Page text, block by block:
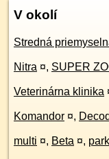
V okolí
Stredná
Nitra ¤, SUPER
Veterinárna klinika
Komandor ¤,
multi ¤, Beta ¤,